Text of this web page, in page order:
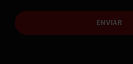
ENVIAR